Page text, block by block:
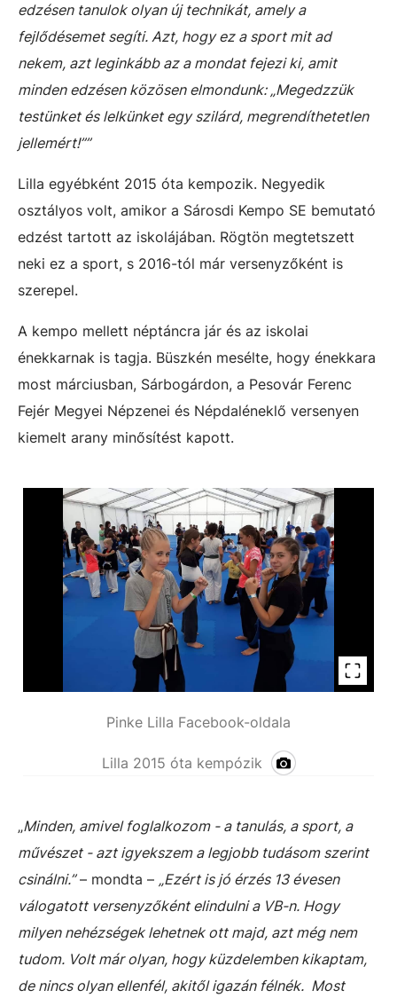
edzésen tanulok olyan új technikát, amely a
fejlődésemet segíti. Azt, hogy ez a sport mit ad
nekem, azt leginkább az a mondat fejezi ki, amit
minden edzésen közösen elmondunk: „Megedzzük
testünket és lelkünket egy szilárd, megrendíthetetlen
jellemért!””
Lilla egyébként 2015 óta kempozik. Negyedik
osztályos volt, amikor a Sárosdi Kempo SE bemutató
edzést tartott az iskolájában. Rögtön megtetszett
neki ez a sport, s 2016-tól már versenyzőként is
szerepel.
A kempo mellett néptáncra jár és az iskolai
énekkarnak is tagja. Büszkén mesélte, hogy énekkara
most márciusban, Sárbogárdon, a Pesovár Ferenc
Fejér Megyei Népzenei és Népdaléneklő versenyen
kiemelt arany minősítést kapott.
Pinke Lilla Facebook-oldala
Lilla 2015 óta kempózik
„Minden, amivel foglalkozom - a tanulás, a sport, a
művészet - azt igyekszem a legjobb tudásom szerint
csinálni.”– mondta – „Ezért is jó érzés 13 évesen
válogatott versenyzőként elindulni a VB-n. Hogy
milyen nehézségek lehetnek ott majd, azt még nem
tudom. Volt már olyan, hogy küzdelemben kikaptam,
de nincs olyan ellenfél, akitől igazán félnék. Most